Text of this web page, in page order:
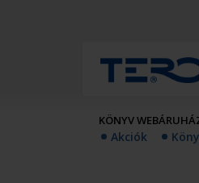
KÖNYV
Akciók